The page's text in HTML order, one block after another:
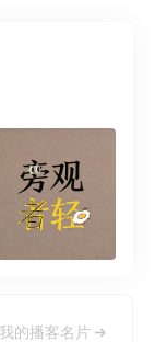
的播客名片